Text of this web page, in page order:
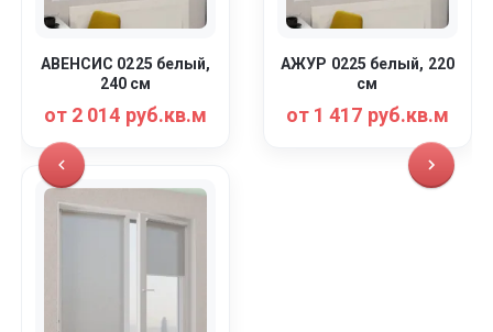
АВЕНСИС 0225 белый,
240 см
от 2 014 руб.кв.м
АЖУР 0225 белый, 220
см
от 1 417 руб.кв.м